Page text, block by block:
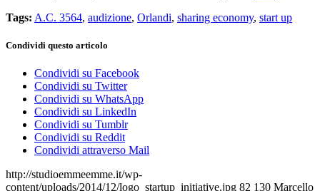
Tags: A.C. 3564, audizione, Orlandi, sharing economy, start up
Condividi questo articolo
Condividi su Facebook
Condividi su Twitter
Condividi su WhatsApp
Condividi su LinkedIn
Condividi su Tumblr
Condividi su Reddit
Condividi attraverso Mail
http://studioemmeemme.it/wp-
content/uploads/2014/12/logo_startup_initiative.jpg 82 130 Marcello